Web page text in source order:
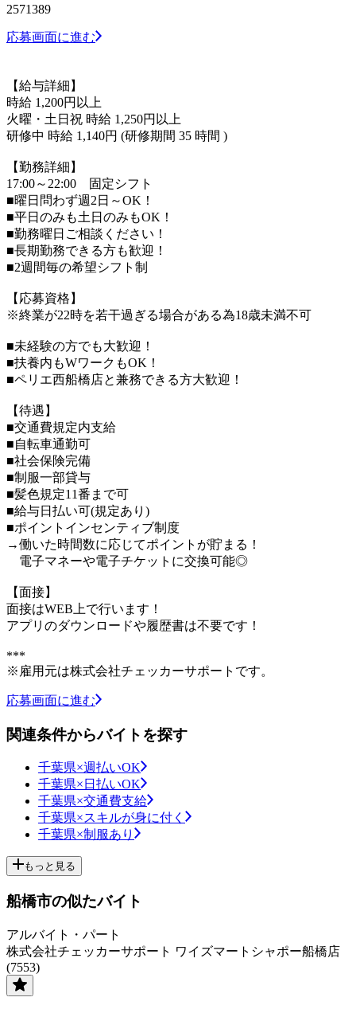
2571389
応募画面に進む
【給与詳細】
時給 1,200円以上
火曜・土日祝 時給 1,250円以上
研修中 時給 1,140円 (研修期間 35 時間 )
【勤務詳細】
17:00～22:00 固定シフト
■曜日問わず週2日～OK！
■平日のみも土日のみもOK！
■勤務曜日ご相談ください！
■長期勤務できる方も歓迎！
■2週間毎の希望シフト制
【応募資格】
※終業が22時を若干過ぎる場合がある為18歳未満不可
■未経験の方でも大歓迎！
■扶養内もWワークもOK！
■ペリエ西船橋店と兼務できる方大歓迎！
【待遇】
■交通費規定内支給
■自転車通勤可
■社会保険完備
■制服一部貸与
■髪色規定11番まで可
■給与日払い可(規定あり)
■ポイントインセンティブ制度
→働いた時間数に応じてポイントが貯まる！
電子マネーや電子チケットに交換可能◎
【面接】
面接はWEB上で行います！
アプリのダウンロードや履歴書は不要です！
***
※雇用元は株式会社チェッカーサポートです。
応募画面に進む
関連条件からバイトを探す
千葉県×週払いOK
千葉県×日払いOK
千葉県×交通費支給
千葉県×スキルが身に付く
千葉県×制服あり
もっと見る
船橋市の似たバイト
アルバイト・パート
株式会社チェッカーサポート ワイズマートシャポー船橋店
(7553)